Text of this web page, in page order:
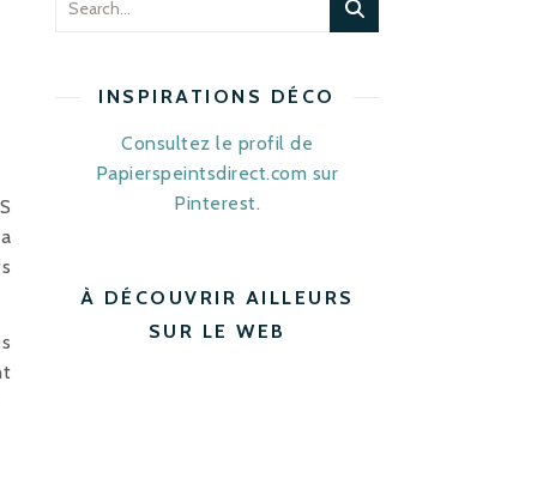
INSPIRATIONS DÉCO
Consultez le profil de
Papierspeintsdirect.com sur
Pinterest.
À DÉCOUVRIR AILLEURS
SUR LE WEB